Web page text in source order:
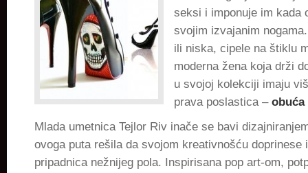
fazonu
seksi i imponuje im kada
svojim izvajanim
ili niska, cipele na štiklu
moderna žena koja drži
u svojoj kolekciji imaju
prava poslastica – obuća
Mlada umetnica Tejlor Riv inače se bavi
ovoga puta rešila da svojom kreativnošću doprinese
pripadnica nežnijeg pola. Inspirisana pop art-om,